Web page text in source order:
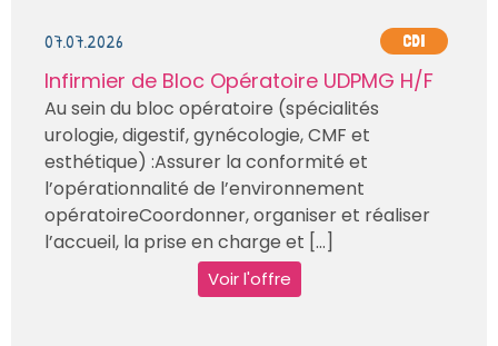
07.07.2026 CDI
Infirmier de Bloc Opératoire UDPMG H/F
Au sein du bloc opératoire (spécialités
urologie, digestif, gynécologie, CMF et
esthétique) :Assurer la conformité et
l’opérationnalité de l’environnement
opératoireCoordonner, organiser et réaliser
l’accueil, la prise en charge et [...]
Voir l'offre